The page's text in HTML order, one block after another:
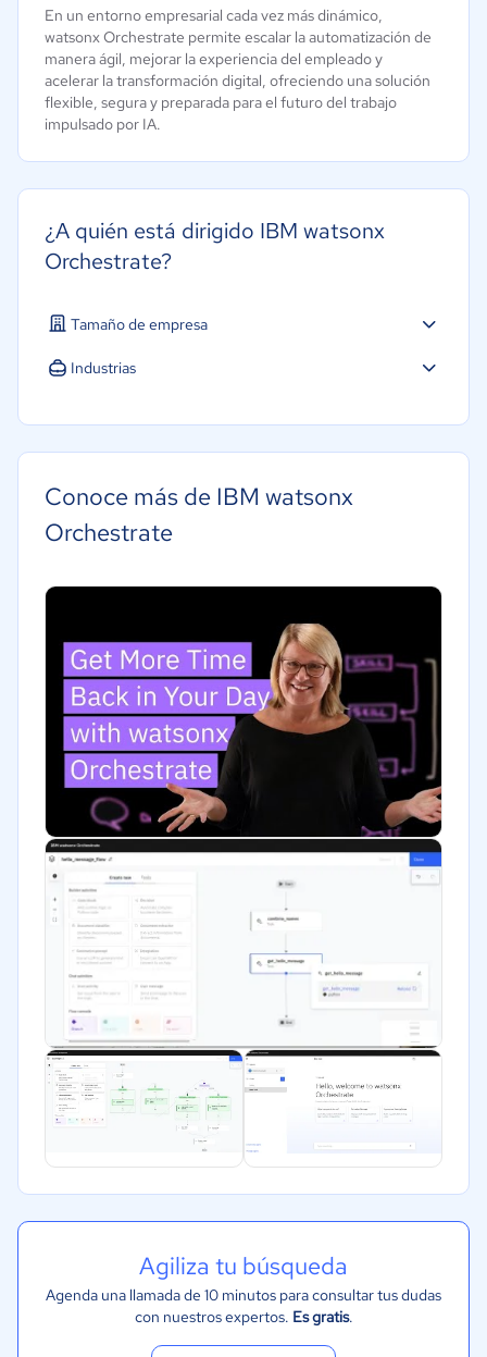
En un entorno empresarial cada vez más dinámico,
watsonx Orchestrate permite escalar la automatización de
manera ágil, mejorar la experiencia del empleado y
acelerar la transformación digital, ofreciendo una solución
flexible, segura y preparada para el futuro del trabajo
impulsado por IA.
¿A quién está dirigido IBM watsonx
Orchestrate?
Tamaño de empresa
Micro: 1 a 9 trabajadores
Industrias
Hotelería / Viajes
Seguros
Farmacéutica
Bienes raíces
Minorista
Software / TI
Telecomunicaciones
Financiera
Alimentaria
Salud
Manufactura
ONG
Gobierno
Transporte y logística
Marketing y Comunicación
Automotriz
Comercio Electrónico
Recursos Humanos
Gastronomía
Aeroespacial y defensa
Conoce más de IBM watsonx
Orchestrate
Agiliza tu búsqueda
Agenda una llamada de 10 minutos para consultar tus dudas
con nuestros expertos. Es gratis.